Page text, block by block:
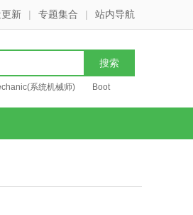
新 | 专题集合 | 站内导航
系统机械师) Boot